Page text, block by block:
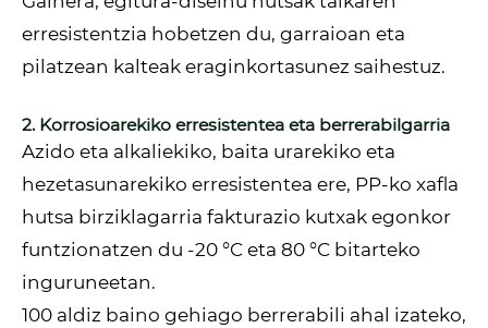
erresistentzia hobetzen du, garraioan eta
pilatzean kalteak eraginkortasunez saihestuz.
2. Korrosioarekiko erresistentea eta berrerabilgarria
Azido eta alkaliekiko, baita urarekiko eta
hezetasunarekiko erresistentea ere, PP-ko xafla
hutsa birziklagarria fakturazio kutxak egonkor
funtzionatzen du -20 °C eta 80 °C bitarteko
inguruneetan.
100 aldiz baino gehiago berrerabili ahal izateko,